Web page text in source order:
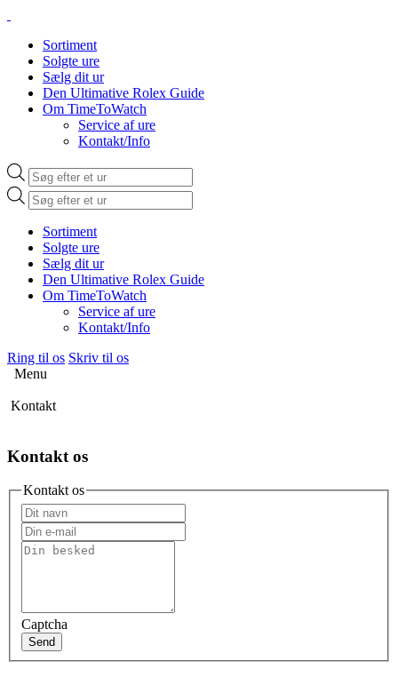
Sortiment
Solgte ure
Sælg dit ur
Den Ultimative Rolex Guide
Om TimeToWatch
Service af ure
Kontakt/Info
Products
search
Products
search
Sortiment
Solgte ure
Sælg dit ur
Den Ultimative Rolex Guide
Om TimeToWatch
Service af ure
Kontakt/Info
Ring til os Skriv til os
Menu
Kontakt
Kontakt os
Kontakt os
Captcha
Send